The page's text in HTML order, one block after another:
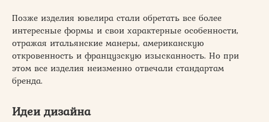
Позже изделия ювелира стали обретать все более
интересные формы и свои характерные особенности,
отражая итальянские манеры, американскую
откровенность и французскую изысканность. Но при
этом все изделия неизменно отвечали стандартам
бренда.
Идеи дизайна